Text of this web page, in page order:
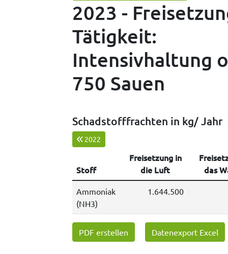
2023 -
Tätigkeit:
Intensivhaltung
750 Sauen
Schadstofffrachten in kg/ Jahr
2022
Stoff
Freisetzung in
die Luft
das
Ammoniak
(NH3)
1.644.500
PDF erstellen Datenexport Excel